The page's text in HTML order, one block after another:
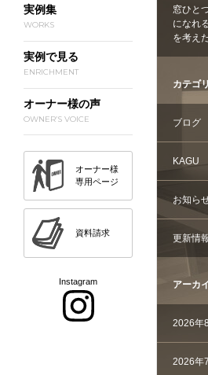
実例集
WORKS
実例で見る
ENRICHMENT
オーナー様の声
OWNER’S VOICE
オーナー様
専用ページ
資料請求
Instagram
窓ひと
になれ
を考え
カテゴ
ブログ
KAGU
お知ら
更新情
アーカ
2026年
2026年